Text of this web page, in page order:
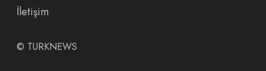
İletişim
© TURKNEWS